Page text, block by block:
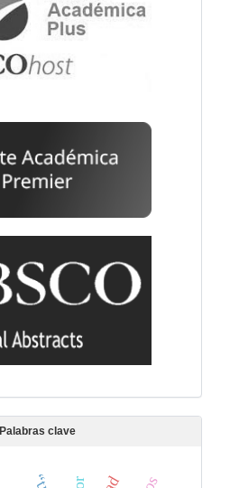
Palabras clave